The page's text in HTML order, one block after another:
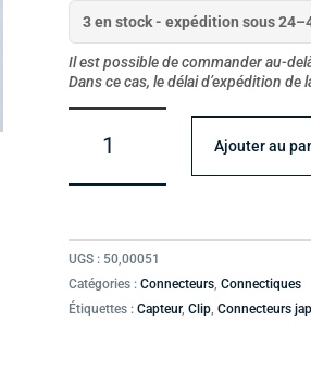
3 en stock - expédition sous
Il est possible de commander au-
Dans ce cas, le délai d’expédition
SSC
(Sealed
Sensor
Connector)
Ajouter au
UGS : 50,00051
Catégories : Connecteurs, Connectiques
Étiquettes : Capteur, Clip, Connecteurs